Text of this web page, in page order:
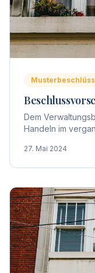
Dem
Handeln im
27. Mai 2024